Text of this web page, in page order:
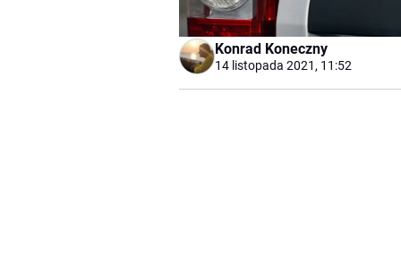
Konrad Koneczny
14 listopada 2021, 11:52